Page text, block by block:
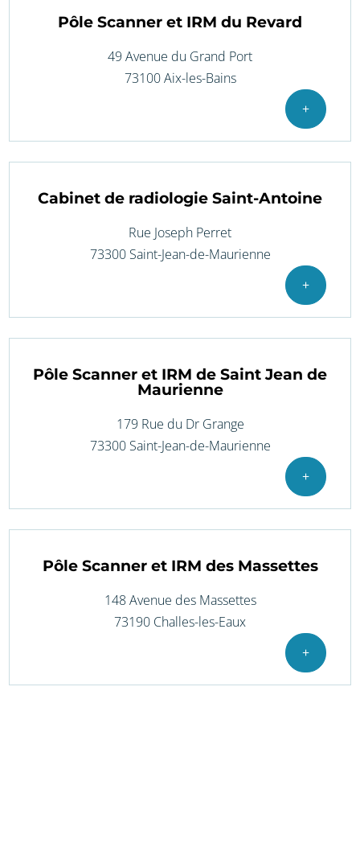
Pôle Scanner et IRM du Revard
49 Avenue du Grand Port
73100 Aix-les-Bains
+
Cabinet de radiologie Saint-Antoine
Rue Joseph Perret
73300 Saint-Jean-de-Maurienne
+
Pôle Scanner et IRM de Saint Jean de
Maurienne
179 Rue du Dr Grange
73300 Saint-Jean-de-Maurienne
+
Pôle Scanner et IRM des Massettes
148 Avenue des Massettes
73190 Challes-les-Eaux
+